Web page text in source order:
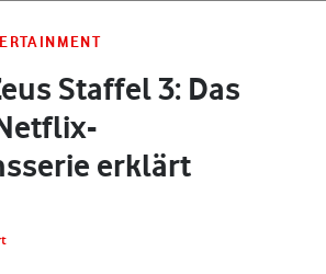
Staffel 3: Das
erklärt